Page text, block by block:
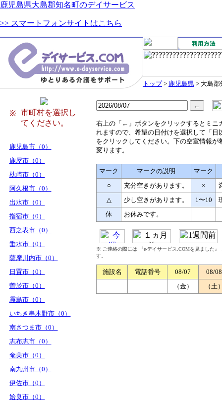
鹿児島県大島郡知名町のデイサービス
>> スマートフォンサイトはこちら
トップ> 鹿児島県 > 大島郡
※
市町村を選択し
てください。
鹿児島市（0）
鹿屋市（0）
枕崎市（0）
阿久根市（0）
出水市（0）
指宿市（0）
西之表市（0）
垂水市（0）
薩摩川内市（0）
日置市（0）
曽於市（0）
霧島市（0）
いちき串木野市（0）
南さつま市（0）
志布志市（0）
奄美市（0）
南九州市（0）
伊佐市（0）
姶良市（0）
右上の「←」ボタンをクリックするとミニ
れますので、希望の日付けを選択して「日
をクリックしてください。下の空室情報が
変ります。
マーク マークの説明
マーク
○
充分空きがあります。 ×
△
少し空きがあります。 1〜10
休
お休みです。
※ ご連絡の際には 『e-デイサービス.COMを見ました
す。
施設名 電話番号 08/07
08/08
（金）
（土